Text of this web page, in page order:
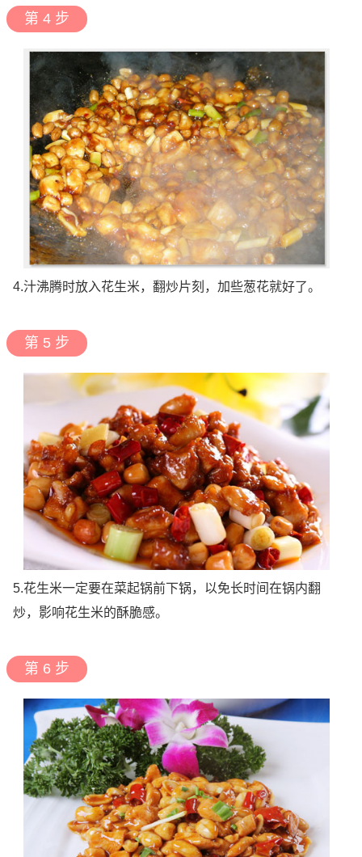
第 4 步
4.汁沸腾时放入花生米，翻炒片刻，加些葱花就好了。
第 5 步
5.花生米一定要在菜起锅前下锅，以免长时间在锅内翻
炒，影响花生米的酥脆感。
第 6 步